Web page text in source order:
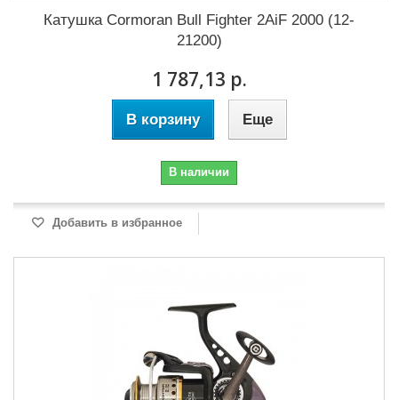
Катушка Cormoran Bull Fighter 2AiF 2000 (12-
21200)
1 787,13 р.
В корзину Еще
В наличии
Добавить в избранное